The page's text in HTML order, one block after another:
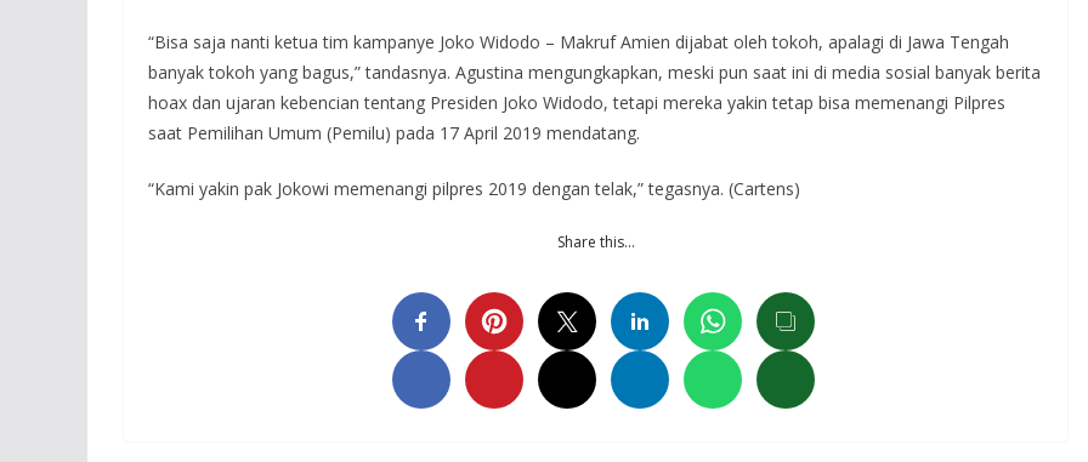
“Bisa saja nanti ketua tim kampanye Joko Widodo – Makruf Amien dijabat oleh tokoh, apalagi di Jawa Tengah
banyak tokoh yang bagus,” tandasnya. Agustina mengungkapkan, meski pun saat ini di media sosial banyak berita
hoax dan ujaran kebencian tentang Presiden Joko Widodo, tetapi mereka yakin tetap bisa memenangi Pilpres
saat Pemilihan Umum (Pemilu) pada 17 April 2019 mendatang.
“Kami yakin pak Jokowi memenangi pilpres 2019 dengan telak,” tegasnya. (Cartens)
Share this…